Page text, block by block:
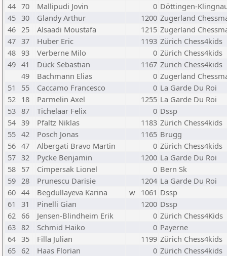
44 70 Mallipudi Jovin 0 Döttingen-
45 30 Glandy Arthur 1200 Zugerland
46 25 Alsaadi Moustafa 1215 Zugerland
47 37 Huber Eric 1193 Zürich Chess4kids
48 93 Verberne Milo 0 Zürich Chess4kids
49 41 Dück Sebastian 1167 Zürich Chess4kids
49
Bachmann Elias 0 Zugerland
51
55 Caccamo Francesco 0 La Garde Du Roi
52 18 Parmelin Axel 1255 La Garde Du Roi
53 87 Tichelaar Felix 0 Dssp
54 39 Pfaltz Niklas 1183 Zürich Chess4kids
55 42 Posch Jonas 1165 Brugg
56 47 Albergati Bravo Martin 0 Zürich Chess4kids
57 32 Pycke Benjamin 1200 La Garde Du Roi
58 57 Cimpersak Lionel 0 Bern Sk
59 28 Prunescu Darisie 1204 La Garde Du Roi
60 44 Begdullayeva Karina w 1061 Dssp
61
31 Pinelli Gian 1200 Dssp
62 66 Jensen-Blindheim Erik 0 Zürich Chess4Kids
63 82 Schmid Haiko 0 Payerne
64 35 Filla Julian 1199 Zürich Chess4kids
65 62 Haas Florian 0 Zürich Chess4kids